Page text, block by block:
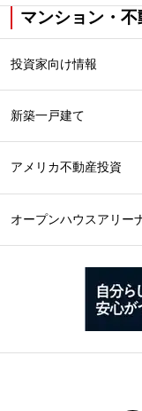
マンション・
投資家向け情報
新築一戸建て
アメリカ不動産投資
オープンハウスアリー